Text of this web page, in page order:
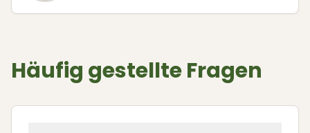
Häufig gestellte Fragen